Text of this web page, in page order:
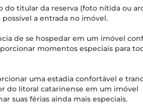
do titular da reserva (foto nítida ou
a entrada no imóvel.
de se hospedar em um imóvel
momentos especiais para
uma estadia confortável e
do litoral catarinense em um imóvel
suas férias ainda mais especiais.